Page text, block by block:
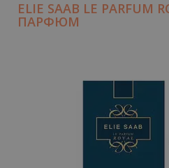
ELIE SAAB LE PARFUM
ПАРФЮМ